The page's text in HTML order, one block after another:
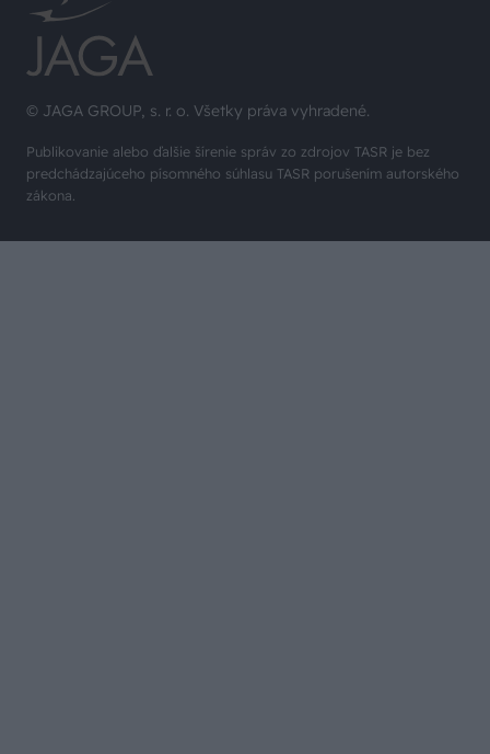
© JAGA GROUP, s. r. o. Všetky práva vyhradené.
Publikovanie alebo ďalšie šírenie správ zo zdrojov TASR je bez
predchádzajúceho písomného súhlasu TASR porušením autorského
zákona.